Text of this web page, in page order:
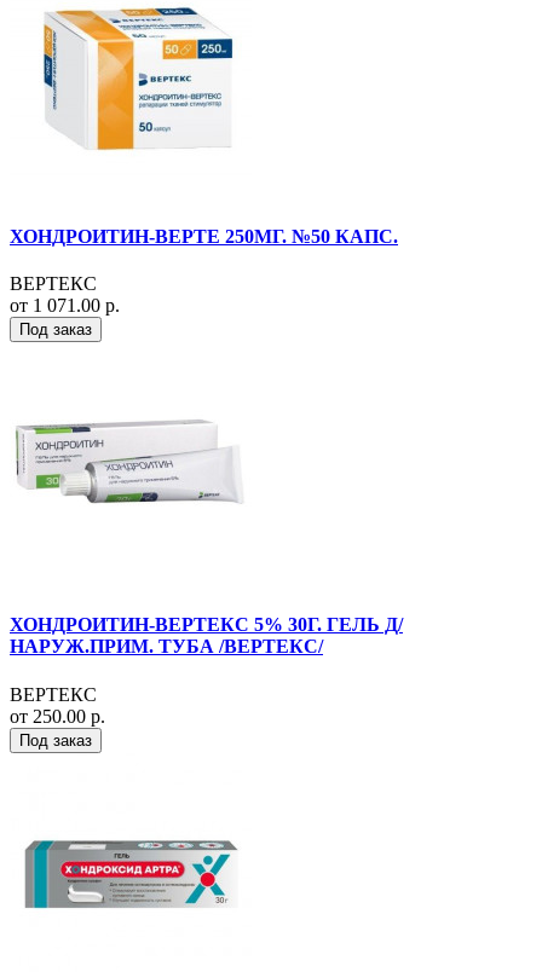
ХОНДРОИТИН-ВЕРТЕ 250МГ. №50 КАПС.
ВЕРТЕКС
от 1 071.00 р.
Под заказ
ХОНДРОИТИН-ВЕРТЕКС 5% 30Г. ГЕЛЬ Д/
НАРУЖ.ПРИМ. ТУБА /ВЕРТЕКС/
ВЕРТЕКС
от 250.00 р.
Под заказ